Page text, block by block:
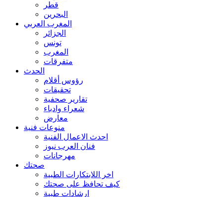
قطر
البحرين
المغرب العربي
الجزائر
تونس
المغرب
متفرقات
الحدث
رؤوس أقلام
تحقيقات
تقارير صحفية
شعراء وادباء
معارض
منوعات فنية
احدث الاعمال الفنية
فنان العرب نيوز
مهرجانات
صحتك
اخر اللابتكارات الطبية
كيف تحافظ على صحتك
ارشادات طبية